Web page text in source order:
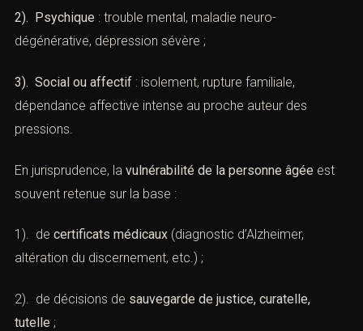
2). Psychique : trouble mental, maladie neuro-
dégénérative, dépression sévère ;
3). Social ou affectif : isolement, rupture familiale,
dépendance affective intense au proche auteur des
pressions.
En jurisprudence, la vulnérabilité de la personne âgée est
souvent retenue sur la base :
1). de certificats médicaux (diagnostic d’Alzheimer,
altération du discernement, etc.) ;
2). de décisions de sauvegarde de justice, curatelle,
tutelle ;